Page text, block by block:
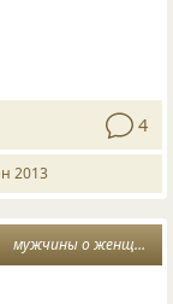
4
2013
мужчины о женщинах